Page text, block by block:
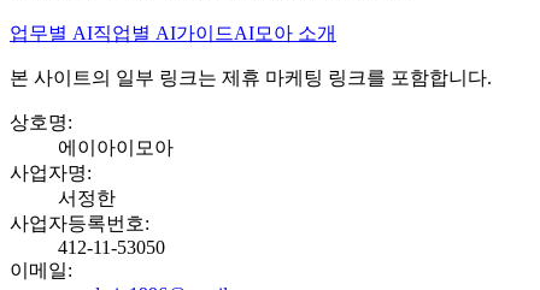
업무별 AI직업별 AI가이드AI모아 소개
본 사이트의 일부 링크는 제휴 마케팅 링크를 포함합니다.
상호명:
에이아이모아
사업자명:
서정한
사업자등록번호:
412-11-53050
이메일: